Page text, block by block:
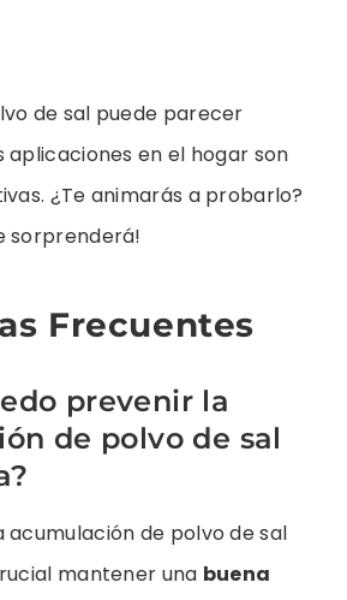
de sal puede parecer
aplicaciones en el hogar son
¿Te animarás a probarlo?
sorprenderá!
Frecuentes
prevenir la
de polvo de sal
acumulación de polvo de sal
mantener una buena